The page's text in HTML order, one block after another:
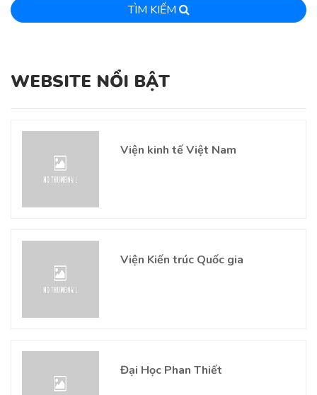
TÌM KIẾM
WEBSITE NỔI BẬT
Viện kinh tế Việt Nam
Viện Kiến trúc Quốc gia
Đại Học Phan Thiết